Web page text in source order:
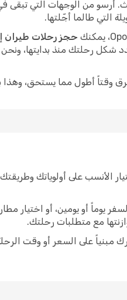
من الوجهات التي تبقى
التي طالما أجّلتها.
حجز رحلات طيران
شكل رحلتك منذ بدايتها،
وقتاً أطول مما يستحق،
الأنسب على أولوياتك
يوماً أو يومين، أو
مع متطلبات رحلتك.
مبنياً على السعر أو وقت